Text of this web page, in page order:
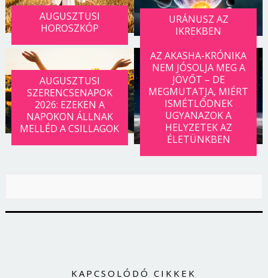
AUGUSZTUSI
HOROSZKÓP
URÁNUSZ AZ
IKREKBEN
AUGUSZTUSI
SZERENCSENAPOK
2026: EZEKEN A
NAPOKON ÁLLNAK
MELLÉD A CSILLAGOK
AZ AKASHA-KRÓNIKA
NEM JÓSOLJA MEG A
JÖVŐT – DE
MEGMUTATJA, MIÉRT
ISMÉTLŐDNEK
UGYANAZOK A
HELYZETEK AZ
ÉLETÜNKBEN
KAPCSOLÓDÓ CIKKEK
Borsonline bejelentkezés